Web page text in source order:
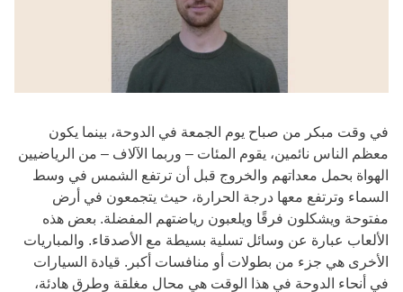
في وقت مبكر من صباح يوم الجمعة في الدوحة، بينما يكون
معظم الناس نائمين، يقوم المئات – وربما الآلاف – من الرياضيين
الهواة بحمل معداتهم والخروج قبل أن ترتفع الشمس في وسط
السماء وترتفع معها درجة الحرارة، حيث يتجمعون في أرض
مفتوحة ويشكلون فرقًا ويلعبون رياضتهم المفضلة. بعض هذه
الألعاب عبارة عن وسائل تسلية بسيطة مع الأصدقاء. والمباريات
الأخرى هي جزء من بطولات أو منافسات أكبر. قيادة السيارات
في أنحاء الدوحة في هذا الوقت هي محال مغلقة وطرق هادئة،